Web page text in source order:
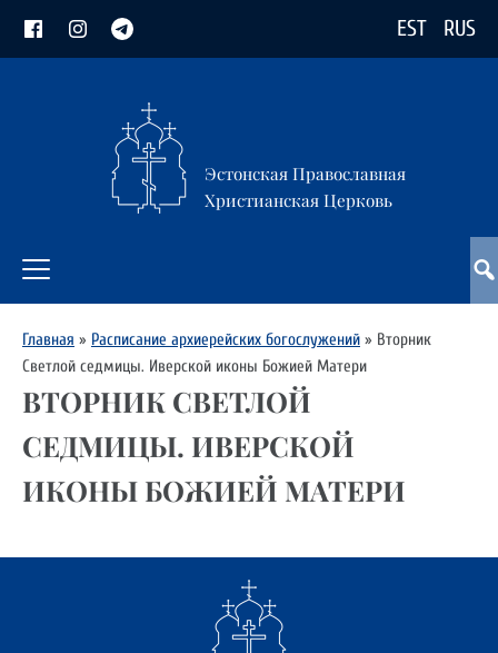
EST RUS
Эстонская Православная
Христианская Церковь
Главная » Расписание архиерейских богослужений » Вторник
Светлой седмицы. Иверской иконы Божией Матери
ВТОРНИК СВЕТЛОЙ
СЕДМИЦЫ. ИВЕРСКОЙ
ИКОНЫ БОЖИЕЙ МАТЕРИ